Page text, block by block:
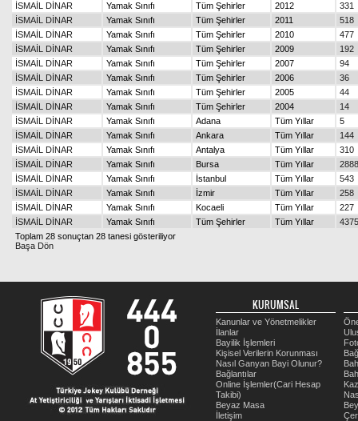
İSMAİL DİNAR
Yamak Sınıfı Tüm Şehirler 2012
331
İSMAİL DİNAR
Yamak Sınıfı Tüm Şehirler 2011
518
İSMAİL DİNAR
Yamak Sınıfı Tüm Şehirler 2010
477
İSMAİL DİNAR
Yamak Sınıfı Tüm Şehirler 2009
192
İSMAİL DİNAR
Yamak Sınıfı Tüm Şehirler 2007
94
İSMAİL DİNAR
Yamak Sınıfı Tüm Şehirler 2006
36
İSMAİL DİNAR
Yamak Sınıfı Tüm Şehirler 2005
44
İSMAİL DİNAR
Yamak Sınıfı Tüm Şehirler 2004
14
İSMAİL DİNAR
Yamak Sınıfı Adana Tüm Yıllar
5
İSMAİL DİNAR
Yamak Sınıfı Ankara Tüm Yıllar
144
İSMAİL DİNAR
Yamak Sınıfı Antalya Tüm Yıllar
310
İSMAİL DİNAR
Yamak Sınıfı Bursa Tüm Yıllar
2888
İSMAİL DİNAR
Yamak Sınıfı İstanbul Tüm Yıllar
543
İSMAİL DİNAR
Yamak Sınıfı İzmir Tüm Yıllar
258
İSMAİL DİNAR
Yamak Sınıfı Kocaeli Tüm Yıllar
227
İSMAİL DİNAR
Yamak Sınıfı Tüm Şehirler Tüm Yıllar
4375
Toplam 28 sonuçtan 28 tanesi gösteriliyor
Başa Dön
KURUMSAL
Kanunlar ve Yönetmelikler
İlanlar
Bayilik İşlemleri
Kişisel Verilerin Korunması
Nasıl Ganyan Bayi Olunur?
Bağlantılar
Online İşlemler(Cari Hesap
Takibi)
Beyaz Masa
İletişim